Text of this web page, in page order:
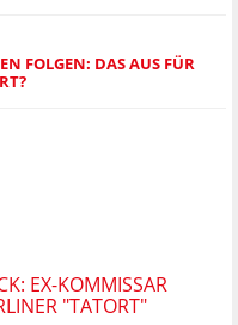
FOLGEN: DAS AUS FÜR
EX-KOMMISSAR
"TATORT"